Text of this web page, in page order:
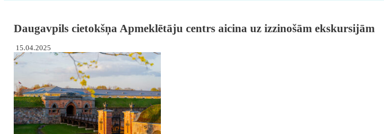
Daugavpils cietokšņa Apmeklētāju centrs aicina uz izzinošām ekskursijām
15.04.2025